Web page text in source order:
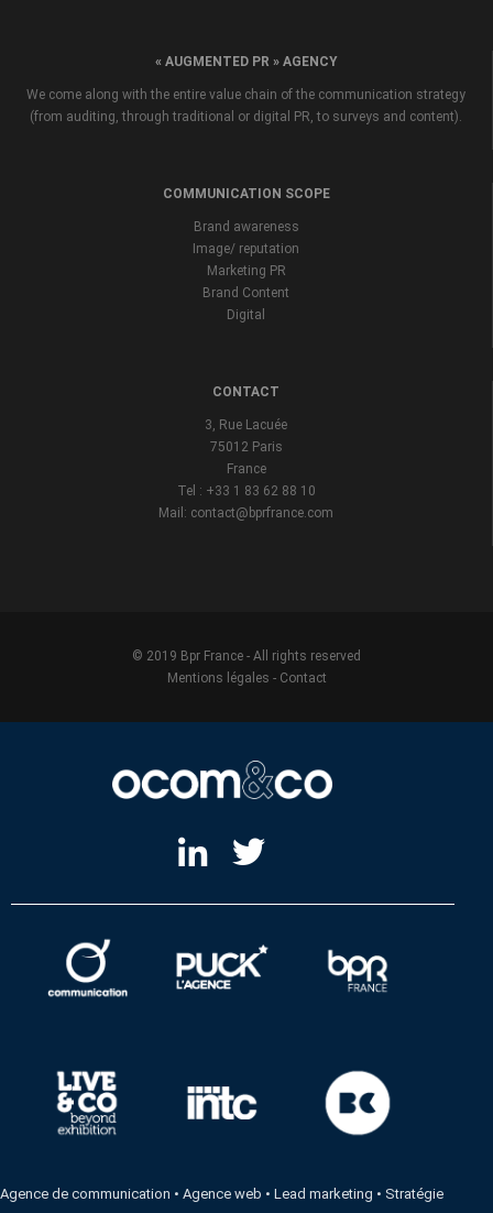
« AUGMENTED PR » AGENCY
We come along with the entire value chain of the communication strategy
(from auditing, through traditional or digital PR, to surveys and content).
COMMUNICATION SCOPE
Brand awareness
Image/ reputation
Marketing PR
Brand Content
Digital
CONTACT
3, Rue Lacuée
75012 Paris
France
Tel : +33 1 83 62 88 10
Mail: contact@bprfrance.com
© 2019 Bpr France - All rights reserved
Mentions légales - Contact
Agence de communication •Agence web •Lead marketing • Stratégie